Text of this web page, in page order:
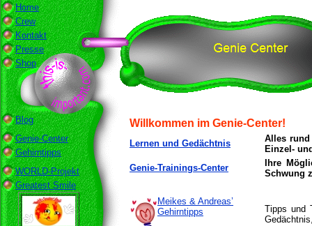
Home
Crew
Kontakt
Presse
Shop
Blog
Genie-Center
Gehirntipps
WORLD-Projekt
Greatest Smile
Willkommen im Genie-Center!
Lernen und Gedächtnis
Alles rund
Einzel-
Genie-Trainings-Center
Ihre
Schwung
Meikes & Andreas’
Gehirntipps
Tipps und